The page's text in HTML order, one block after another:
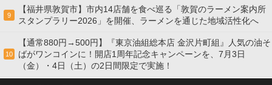
9
【福井県敦賀市】市内14店舗を食べ巡る「敦賀のラーメン案内所
スタンプラリー2026」を開催、ラーメンを通じた地域活性化へ
10
【通常880円→500円】『東京油組総本店 金沢片町組』人気の油そ
ばがワンコインに！開店1周年記念キャンペーンを、7月3日
（金）・4日（土）の2日間限定で実施！